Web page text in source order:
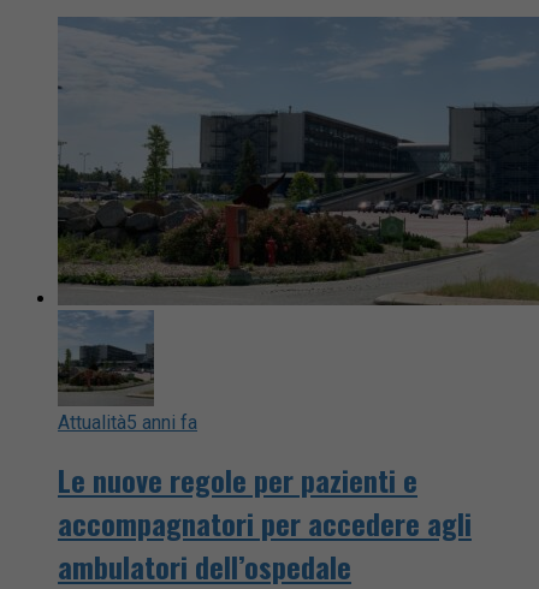
Attualità5 anni fa
Le nuove regole per pazienti e
accompagnatori per accedere agli
ambulatori dell’ospedale